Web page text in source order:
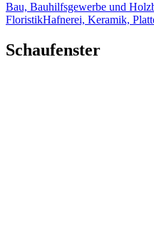
Bau, Bauhilfsgewerbe und
FloristikHafnerei, Keramik,
Schaufenster